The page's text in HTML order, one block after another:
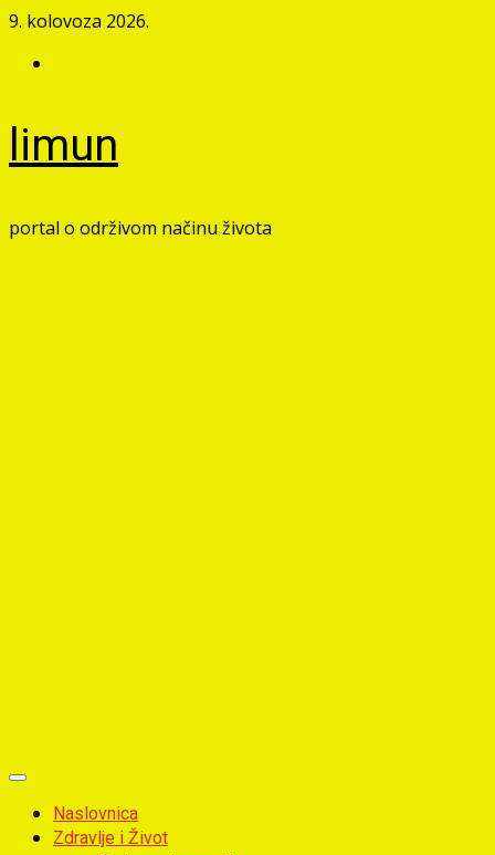
Skip
content
9. kolovoza 2026.
limun
portal o održivom načinu života
Primary
MenuNaslovnica
Zdravlje i Život